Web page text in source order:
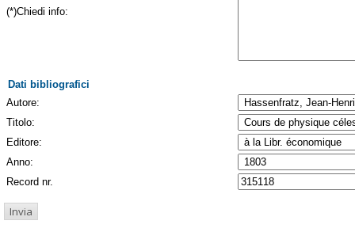
(*)Chiedi info:
Dati bibliografici
Autore:
Titolo:
Editore:
Anno:
Record nr.